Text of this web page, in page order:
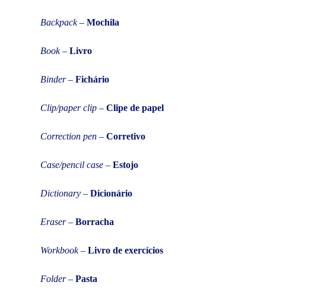
Backpack– Mochila
Book– Livro
Binder– Fichário
Clip/paper clip – Clipe de papel
Correction pen – Corretivo
Case/pencil case – Estojo
Dictionary – Dicionário
Eraser– Borracha
Workbook– Livro de exercícios
Folder– Pasta